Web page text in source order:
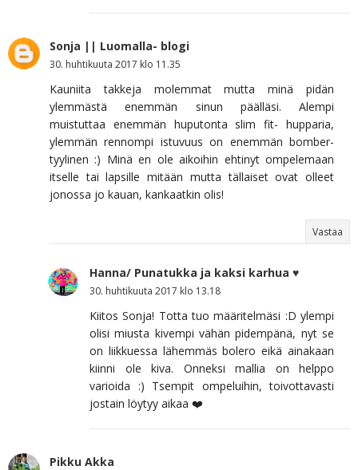
Sonja || Luomalla- blogi
30. huhtikuuta 2017 klo 11.35
Kauniita takkeja molemmat mutta minä pidän
ylemmästä enemmän sinun päälläsi. Alempi
muistuttaa enemmän huputonta slim fit- hupparia,
ylemmän rennompi istuvuus on enemmän bomber-
tyylinen :) Minä en ole aikoihin ehtinyt ompelemaan
itselle tai lapsille mitään mutta tällaiset ovat olleet
jonossa jo kauan, kankaatkin olis!
Vastaa
Hanna/ Punatukka ja kaksi karhua ♥
30. huhtikuuta 2017 klo 13.18
Kiitos Sonja! Totta tuo määritelmäsi :D ylempi
olisi miusta kivempi vähän pidempänä, nyt se
on liikkuessa lähemmäs bolero eikä ainakaan
kiinni ole kiva. Onneksi mallia on helppo
varioida :) Tsempit ompeluihin, toivottavasti
jostain löytyy aikaa ❤️
Pikku Akka